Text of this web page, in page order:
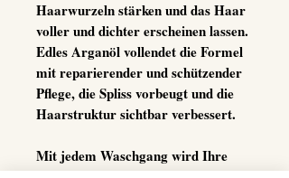
Haarwurzeln stärken und das Haar
voller und dichter erscheinen lassen.
Edles Arganölvollendet die Formel
mit reparierender und schützender
Pflege, die Spliss vorbeugt und die
Haarstruktur sichtbar verbessert.
Mit jedem Waschgang wird Ihre